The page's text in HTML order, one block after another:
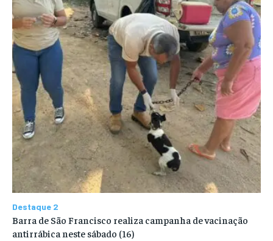
Destaque 2
Barra de São Francisco realiza campanha de vacinação
antirrábica neste sábado (16)